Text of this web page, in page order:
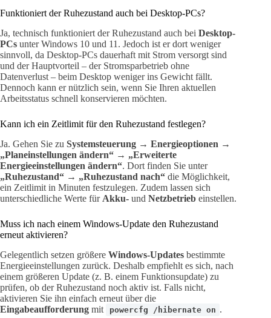
Funktioniert der Ruhezustand auch bei Desktop-PCs?
Ja, technisch funktioniert der Ruhezustand auch bei Desktop-
PCs unter Windows 10 und 11. Jedoch ist er dort weniger
sinnvoll, da Desktop-PCs dauerhaft mit Strom versorgt sind
und der Hauptvorteil – der Stromsparbetrieb ohne
Datenverlust – beim Desktop weniger ins Gewicht fällt.
Dennoch kann er nützlich sein, wenn Sie Ihren aktuellen
Arbeitsstatus schnell konservieren möchten.
Kann ich ein Zeitlimit für den Ruhezustand festlegen?
Ja. Gehen Sie zu Systemsteuerung → Energieoptionen →
„Planeinstellungen ändern“ → „Erweiterte
Energieeinstellungen ändern“. Dort finden Sie unter
„Ruhezustand“ → „Ruhezustand nach“ die Möglichkeit,
ein Zeitlimit in Minuten festzulegen. Zudem lassen sich
unterschiedliche Werte für Akku- und Netzbetrieb einstellen.
Muss ich nach einem Windows-Update den Ruhezustand
erneut aktivieren?
Gelegentlich setzen größere Windows-Updates bestimmte
Energieeinstellungen zurück. Deshalb empfiehlt es sich, nach
einem größeren Update (z. B. einem Funktionsupdate) zu
prüfen, ob der Ruhezustand noch aktiv ist. Falls nicht,
aktivieren Sie ihn einfach erneut über die
Eingabeaufforderung mit powercfg /hibernate on .